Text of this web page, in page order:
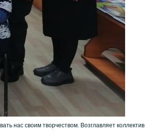
нас своим творчеством. Возглавляет коллектив